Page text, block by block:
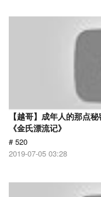
【越哥】成年人的那点
《金氏漂流记》
# 520
2019-07-05 03:28